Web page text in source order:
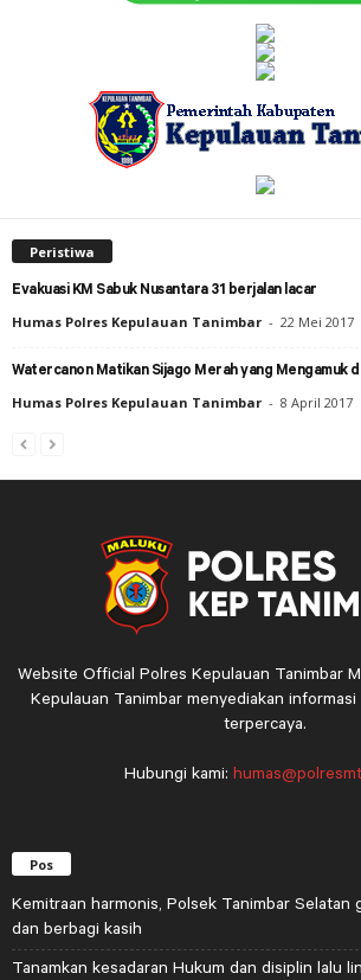
Peristiwa
Evakuasi KM Sabuk Nusantara 31 berjalan lacar
Humas Polres Kepulauan Tanimbar - 22 Mei 2017
Watercanon Matikan Sijago Merah yang Mengamuk
Humas Polres Kepulauan Tanimbar - 8 April 2017
Website Official Polres Kepulauan Tanimbar
Kepulauan Tanimbar menyediakan
terpercaya.
Hubungi kami:
Pos
Kemitraan harmonis, Polsek Tanimbar Selatan
dan berbagi kasih
Tanamkan kesadaran Hukum dan disiplin lalu